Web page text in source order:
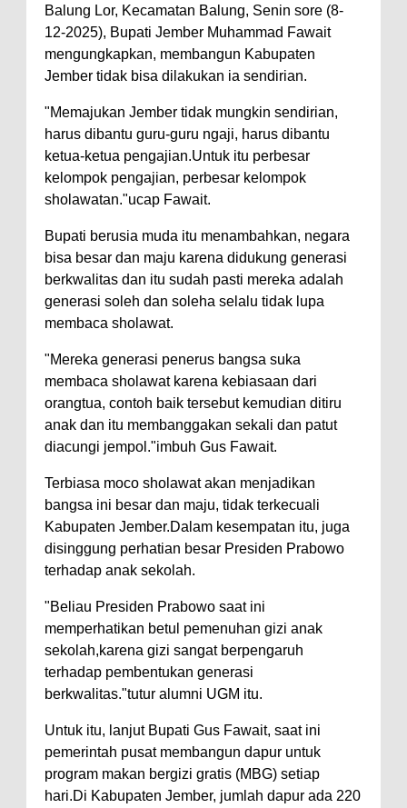
Balung Lor, Kecamatan Balung, Senin sore (8-
12-2025), Bupati Jember Muhammad Fawait
mengungkapkan, membangun Kabupaten
Jember tidak bisa dilakukan ia sendirian.
"Memajukan Jember tidak mungkin sendirian,
harus dibantu guru-guru ngaji, harus dibantu
ketua-ketua pengajian.Untuk itu perbesar
kelompok pengajian, perbesar kelompok
sholawatan."ucap Fawait.
Bupati berusia muda itu menambahkan, negara
bisa besar dan maju karena didukung generasi
berkwalitas dan itu sudah pasti mereka adalah
generasi soleh dan soleha selalu tidak lupa
membaca sholawat.
"Mereka generasi penerus bangsa suka
membaca sholawat karena kebiasaan dari
orangtua, contoh baik tersebut kemudian ditiru
anak dan itu membanggakan sekali dan patut
diacungi jempol."imbuh Gus Fawait.
Terbiasa moco sholawat akan menjadikan
bangsa ini besar dan maju, tidak terkecuali
Kabupaten Jember.Dalam kesempatan itu, juga
disinggung perhatian besar Presiden Prabowo
terhadap anak sekolah.
"Beliau Presiden Prabowo saat ini
memperhatikan betul pemenuhan gizi anak
sekolah,karena gizi sangat berpengaruh
terhadap pembentukan generasi
berkwalitas."tutur alumni UGM itu.
Untuk itu, lanjut Bupati Gus Fawait, saat ini
pemerintah pusat membangun dapur untuk
program makan bergizi gratis (MBG) setiap
hari.Di Kabupaten Jember, jumlah dapur ada 220